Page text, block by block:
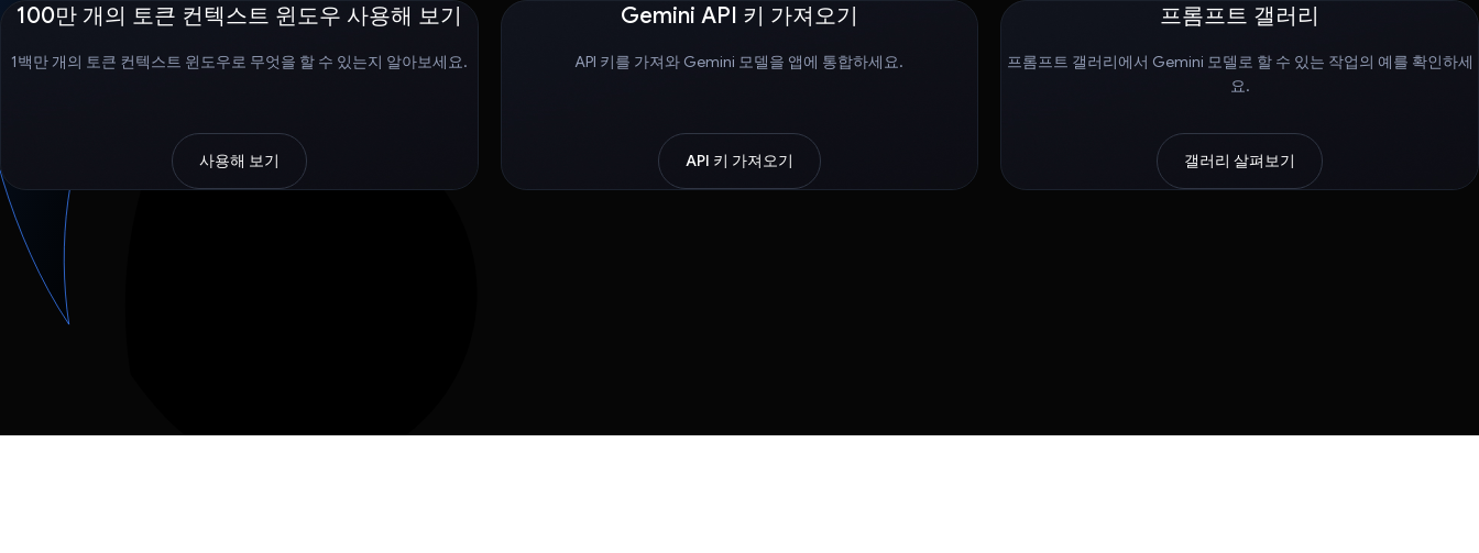
100만 개의 토큰 컨텍스트 윈도우 사용해 보기
1백만 개의 토큰 컨텍스트 윈도우로 무엇을 할 수 있는지 알아보세요.
사용해 보기
Gemini API 키 가져오기
API 키를 가져와 Gemini 모델을 앱에 통합하세요.
API 키 가져오기
프롬프트 갤러리
프롬프트 갤러리에서 Gemini 모델로 할 수 있는 작업의 예를 확인하세
요.
갤러리 살펴보기